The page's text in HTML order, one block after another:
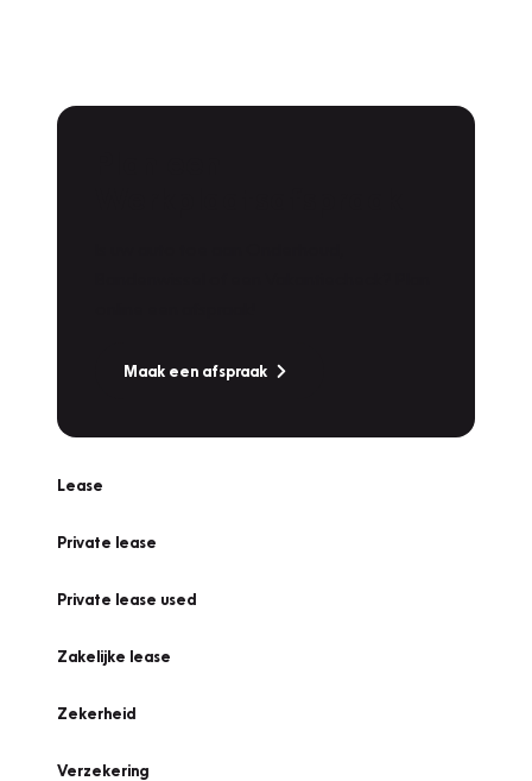
Maak een afspraak
Lease
Private lease
Private lease used
Zakelijke lease
Zekerheid
Verzekering